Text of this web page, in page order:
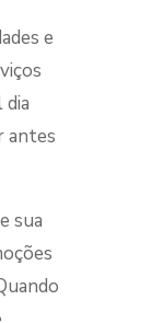
e
antes
sua